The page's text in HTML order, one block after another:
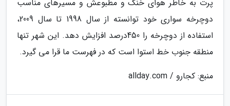
پرت به خاطر هوای خنک و مطبوعش و مسیرهای مناسب
دوچرخه سواری خود توانسته از سال 1998 تا سال 2009،
استفاده از دوچرخه را 450درصد افزایش دهد. این شهر تنها
منطقه جنوب خط استوا است که در فهرست ما قرا می گیرد.
منبع: کجارو / allday.com